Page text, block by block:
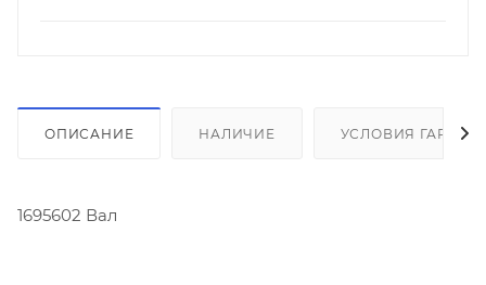
ОПИСАНИЕ НАЛИЧИЕ УСЛОВИЯ
1695602 Вал